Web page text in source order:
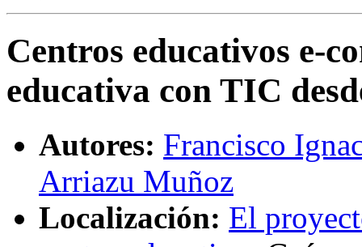
Centros educativos e-
educativa con TIC
Autores: Francisco
Arriazu Muñoz
Localización: El